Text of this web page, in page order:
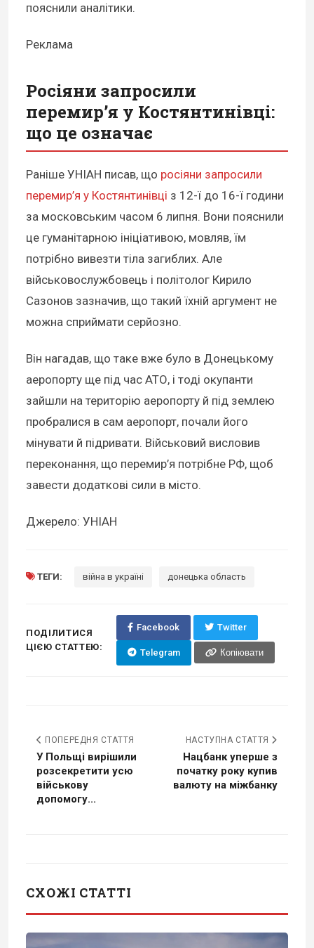
пояснили аналітики.
Реклама
Росіяни запросили
перемир’я у Костянтинівці:
що це означає
Раніше УНІАН писав, що росіяни запросили
перемир’я у Костянтинівці з 12-ї до 16-ї години
за московським часом 6 липня. Вони пояснили
це гуманітарною ініціативою, мовляв, їм
потрібно вивезти тіла загиблих. Але
військовослужбовець і політолог Кирило
Сазонов зазначив, що такий їхній аргумент не
можна сприймати серйозно.
Він нагадав, що таке вже було в Донецькому
аеропорту ще під час АТО, і тоді окупанти
зайшли на територію аеропорту й під землею
пробралися в сам аеропорт, почали його
мінувати й підривати. Військовий висловив
переконання, що перемир’я потрібне РФ, щоб
завести додаткові сили в місто.
Джерело: УНІАН
ТЕГИ: війна в україні донецька область
ПОДІЛИТИСЯ
ЦІЄЮ СТАТТЕЮ:
Facebook Twitter
Telegram Копіювати
ПОПЕРЕДНЯ СТАТТЯ
У Польщі вирішили
розсекретити усю
військову
допомогу...
НАСТУПНА СТАТТЯ
Нацбанк уперше з
початку року купив
валюту на міжбанку
СХОЖІ СТАТТІ